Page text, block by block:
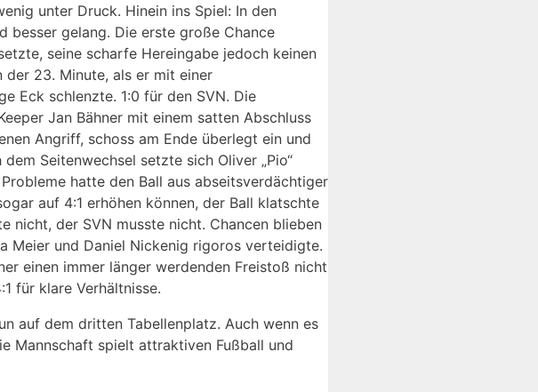
unter Druck. Hinein ins Spiel: In den
besser gelang. Die erste große Chance
seine scharfe Hereingabe jedoch keinen
der 23. Minute, als er mit einer
Eck schlenzte. 1:0 für den SVN. Die
Jan Bähner mit einem satten Abschluss
Angriff, schoss am Ende überlegt ein und
Seitenwechsel setzte sich Oliver „Pio“
hatte den Ball aus abseitsverdächtiger
auf 4:1 erhöhen können, der Ball klatschte
nicht, der SVN musste nicht. Chancen blieben
Meier und Daniel Nickenig rigoros verteidigte.
einen immer länger werdenden Freistoß nicht
für klare Verhältnisse.
auf dem dritten Tabellenplatz. Auch wenn es
Mannschaft spielt attraktiven Fußball und